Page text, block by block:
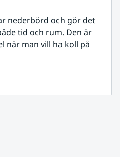
nederbörd och gör det
tid och rum. Den är
när man vill ha koll på